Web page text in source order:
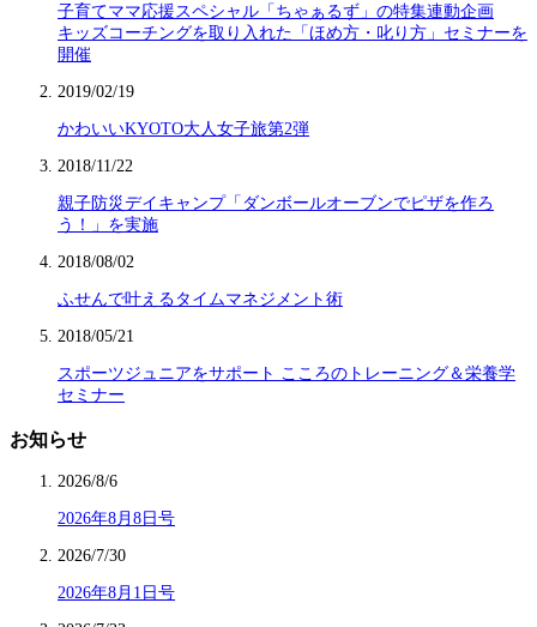
子育てママ応援スペシャル「ちゃぁるず」の特集連動企画
キッズコーチングを取り入れた「ほめ方・叱り方」セミナーを
開催
2019/02/19
かわいいKYOTO大人女子旅第2弾
2018/11/22
親子防災デイキャンプ「ダンボールオーブンでピザを作ろ
う！」を実施
2018/08/02
ふせんで叶えるタイムマネジメント術
2018/05/21
スポーツジュニアをサポート こころのトレーニング＆栄養学
セミナー
お知らせ
2026/8/6
2026年8月8日号
2026/7/30
2026年8月1日号